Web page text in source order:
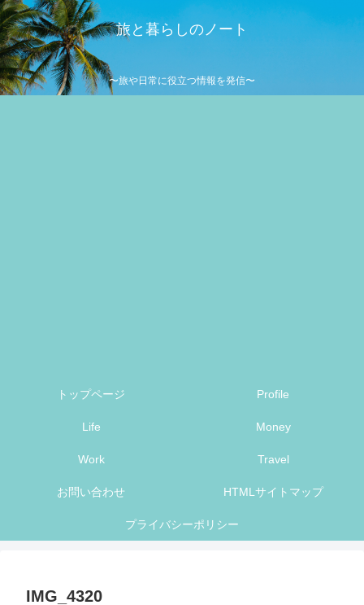
旅と暮らしのノート
〜旅や日常に役立つ情報を発信〜
トップページ Profile
Life Money
Work Travel
お問い合わせ HTMLサイトマップ
プライバシーポリシー
IMG_4320